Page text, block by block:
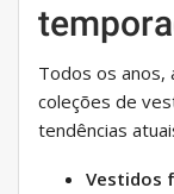
Todos os anos,
coleções de
tendências
Vestidos